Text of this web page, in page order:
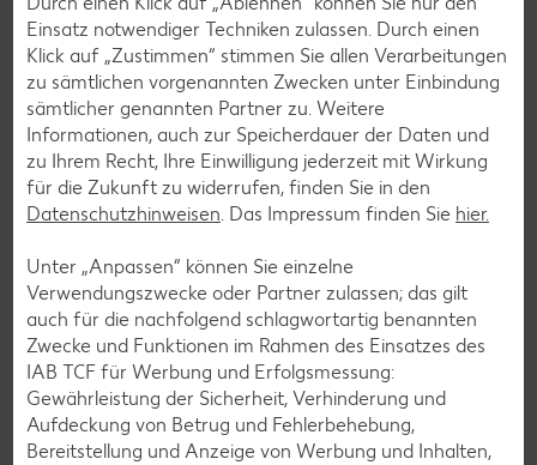
Kaufland Services
Kundenservice steht für uns an erster Stelle: Wir möchten,
dass unsere Kunden mit uns zufrieden sind und gerne in
Zu Kaufland Services
Einsatz notwendiger Techniken zulassen. Durch einen
Klick auf „Zustimmen“ stimmen Sie allen Verarbeitungen
zu sämtlichen vorgenannten Zwecken unter Einbindung
sämtlicher genannten Partner zu. Weitere
Informationen, auch zur Speicherdauer der Daten und
zu Ihrem Recht, Ihre Einwilligung jederzeit mit Wirkung
für die Zukunft zu widerrufen, finden Sie in den
Datenschutzhinweisen. Das Impressum finden Sie hier.
Unter „Anpassen“ können Sie einzelne
Verwendungszwecke oder Partner zulassen; das gilt
auch für die nachfolgend schlagwortartig benannten
Zwecke und Funktionen im Rahmen des Einsatzes des
IAB TCF für Werbung und Erfolgsmessung:
Gewährleistung der Sicherheit, Verhinderung und
Aufdeckung von Betrug und Fehlerbehebung,
Bereitstellung und Anzeige von Werbung und Inhalten,